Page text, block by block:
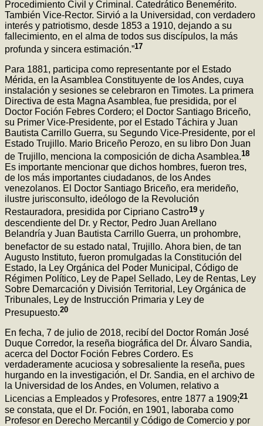
Procedimiento Civil y Criminal. Catedrático Benemérito.
También Vice-Rector. Sirvió a la Universidad, con verdadero
interés y patriotismo, desde 1853 a 1910, dejando a su
fallecimiento, en el alma de todos sus discípulos, la más
profunda y sincera estimación.”17
Para 1881, participa como representante por el Estado
Mérida, en la Asamblea Constituyente de los Andes, cuya
instalación y sesiones se celebraron en Timotes. La primera
Directiva de esta Magna Asamblea, fue presidida, por el
Doctor Foción Febres Cordero; el Doctor Santiago Briceño,
su Primer Vice-Presidente, por el Estado Táchira y Juan
Bautista Carrillo Guerra, su Segundo Vice-Presidente, por el
Estado Trujillo. Mario Briceño Perozo, en su libro Don Juan
de Trujillo, menciona la composición de dicha Asamblea.18
Es importante mencionar que dichos hombres, fueron tres,
de los más importantes ciudadanos, de los Andes
venezolanos. El Doctor Santiago Briceño, era merideño,
ilustre jurisconsulto, ideólogo de la Revolución
Restauradora, presidida por Cipriano Castro19 y
descendiente del Dr. y Rector, Pedro Juan Arellano
Belandría y Juan Bautista Carrillo Guerra, un prohombre,
benefactor de su estado natal, Trujillo. Ahora bien, de tan
Augusto Instituto, fueron promulgadas la Constitución del
Estado, la Ley Orgánica del Poder Municipal, Código de
Régimen Político, Ley de Papel Sellado, Ley de Rentas, Ley
Sobre Demarcación y División Territorial, Ley Orgánica de
Tribunales, Ley de Instrucción Primaria y Ley de
Presupuesto.20
En fecha, 7 de julio de 2018, recibí del Doctor Román José
Duque Corredor, la reseña biográfica del Dr. Álvaro Sandia,
acerca del Doctor Foción Febres Cordero. Es
verdaderamente acuciosa y sobresaliente la reseña, pues
hurgando en la investigación, el Dr. Sandia, en el archivo de
la Universidad de los Andes, en Volumen, relativo a
Licencias a Empleados y Profesores, entre 1877 a 1909;21
se constata, que el Dr. Foción, en 1901, laboraba como
Profesor en Derecho Mercantil y Código de Comercio y por